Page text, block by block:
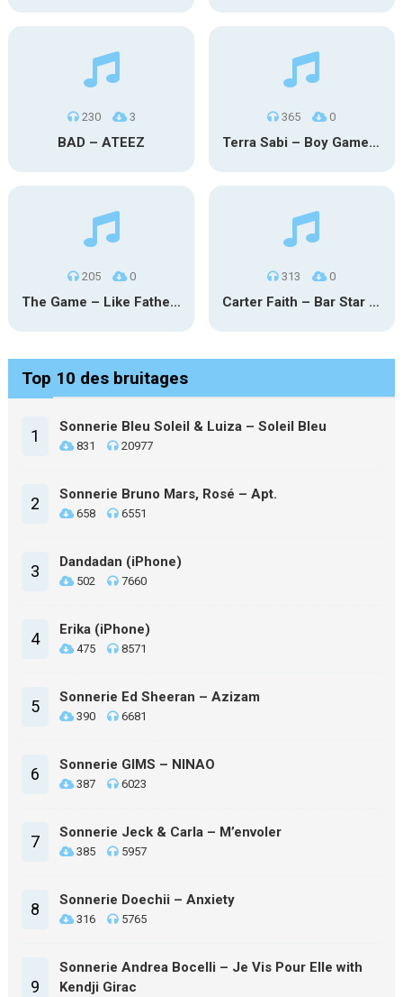
230 3
BAD – ATEEZ
365 0
Terra Sabi – Boy Game X Marcia Cruz
205 0
The Game – Like Father Like Daughter
313 0
Carter Faith – Bar Star Vevo
Top 10 des bruitages
1 Sonnerie Bleu Soleil & Luiza – Soleil Bleu
831 20977
2 Sonnerie Bruno Mars, Rosé – Apt.
658 6551
3 Dandadan (iPhone)
502 7660
4 Erika (iPhone)
475 8571
5 Sonnerie Ed Sheeran – Azizam
390 6681
6 Sonnerie GIMS – NINAO
387 6023
7 Sonnerie Jeck & Carla – M’envoler
385 5957
8 Sonnerie Doechii – Anxiety
316 5765
9
Sonnerie Andrea Bocelli – Je Vis Pour Elle with
Kendji Girac